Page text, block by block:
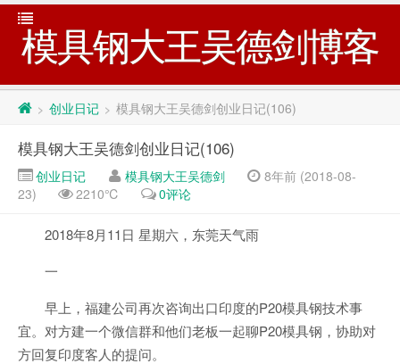
模具钢大王吴德剑博客
> 创业日记 > 模具钢大王吴德剑创业日记(106)
模具钢大王吴德剑创业日记(106)
创业日记 模具钢大王吴德剑
8年前 (2018-08-
23)
2210℃ 0评论
2018年8月11日 星期六，东莞天气雨
一
早上，福建公司再次咨询出口印度的P20模具钢技术事
宜。对方建一个微信群和他们老板一起聊P20模具钢，协助对
方回复印度客人的提问。